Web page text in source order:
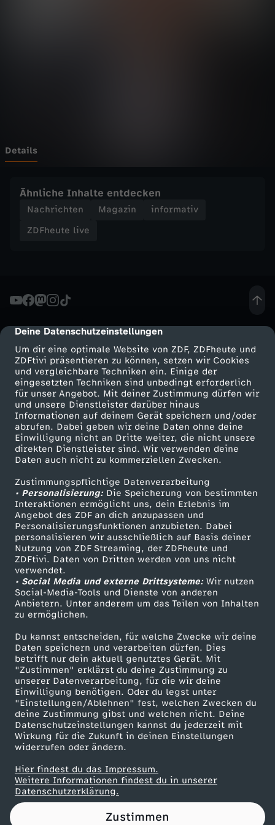
cmp-dialog-description
Deine Datenschutzeinstellungen
Um dir eine optimale Website von ZDF, ZDFheute und
ZDFtivi präsentieren zu können, setzen wir Cookies
und vergleichbare Techniken ein. Einige der
eingesetzten Techniken sind unbedingt erforderlich
für unser Angebot. Mit deiner Zustimmung dürfen wir
und unsere Dienstleister darüber hinaus
Informationen auf deinem Gerät speichern und/oder
abrufen. Dabei geben wir deine Daten ohne deine
Einwilligung nicht an Dritte weiter, die nicht unsere
direkten Dienstleister sind. Wir verwenden deine
Daten auch nicht zu kommerziellen Zwecken.
Zustimmungspflichtige Datenverarbeitung
• Personalisierung:Die Speicherung von bestimmten
Interaktionen ermöglicht uns, dein Erlebnis im
Angebot des ZDF an dich anzupassen und
Personalisierungsfunktionen anzubieten. Dabei
personalisieren wir ausschließlich auf Basis deiner
Nutzung von ZDF Streaming, der ZDFheute und
ZDFtivi. Daten von Dritten werden von uns nicht
verwendet.
• Social Media und externe Drittsysteme:Wir nutzen
Social-Media-Tools und Dienste von anderen
Anbietern. Unter anderem um das Teilen von Inhalten
zu ermöglichen.
Du kannst entscheiden, für welche Zwecke wir deine
Daten speichern und verarbeiten dürfen. Dies
betrifft nur dein aktuell genutztes Gerät. Mit
"Zustimmen" erklärst du deine Zustimmung zu
unserer Datenverarbeitung, für die wir deine
Einwilligung benötigen. Oder du legst unter
"Einstellungen/Ablehnen" fest, welchen Zwecken du
deine Zustimmung gibst und welchen nicht. Deine
Datenschutzeinstellungen kannst du jederzeit mit
Wirkung für die Zukunft in deinen Einstellungen
widerrufen oder ändern.
Hier findest du das Impressum.
Weitere Informationen findest du in unserer
Datenschutzerklärung.
Zustimmen
-
D
h
n
e
n
w
a
l
l
k
e
i
n
h
u
n
d
e
r
Details
Ähnliche Inhalte entdecken
Nachrichten Magazin
informativ
ZDFheute live
Mehr ZDF
ZDF-Apps
Smart TV
ZDFtext
Livestreams
Sendungen A-Z
TV-Programm
Service
ZDFmitreden
Kontakt zum ZDF
Tickets
Zuschauerservice
Hilfe
ZDF Unternehmen
Karriere
ZDF goes Schule
Werbefernsehen
Mainzelmännchen
Partner